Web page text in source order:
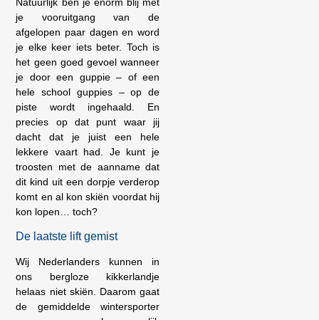
je vooruitgang van de
afgelopen paar dagen en word
je elke keer iets beter. Toch is
het geen goed gevoel wanneer
je door een guppie – of een
hele school guppies – op de
piste wordt ingehaald. En
precies op dat punt waar jij
dacht dat je juist een hele
lekkere vaart had. Je kunt je
troosten met de aanname dat
dit kind uit een dorpje verderop
komt en al kon skiën voordat hij
kon lopen… toch?
De laatste lift gemist
Wij Nederlanders kunnen in
ons bergloze kikkerlandje
helaas niet skiën. Daarom gaat
de gemiddelde wintersporter